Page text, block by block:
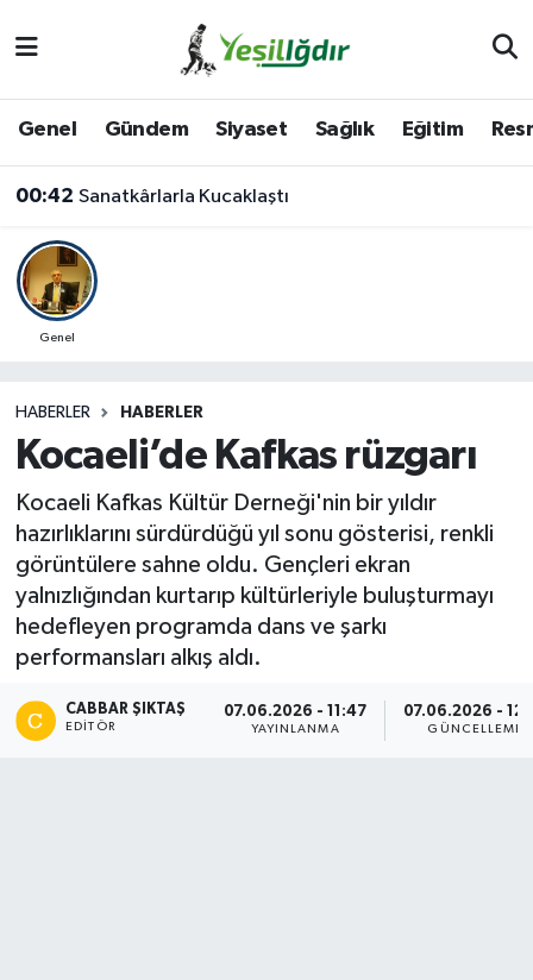
Genel Gündem Siyaset Sağlık Eğitim
00:42 Sanatkârlarla Kucaklaştı
Genel
HABERLER HABERLER
Kocaeli’de Kafkas rüzgarı
Kocaeli Kafkas Kültür Derneği'nin bir yıldır
hazırlıklarını sürdürdüğü yıl sonu gösterisi, renkli
görüntülere sahne oldu. Gençleri ekran
yalnızlığından kurtarıp kültürleriyle buluşturmayı
hedefleyen programda dans ve şarkı
performansları alkış aldı.
CABBAR ŞIKTAŞ
EDITÖR
07.06.2026 - 11:47
YAYINLANMA
07.06.2026 -
GÜNCELLEME
Iğdır Trafik Yoğunluk Haritası
Süper Lig Puan Durumu ve Fikstür
Son Dakika Haberleri
Haber Arşivi